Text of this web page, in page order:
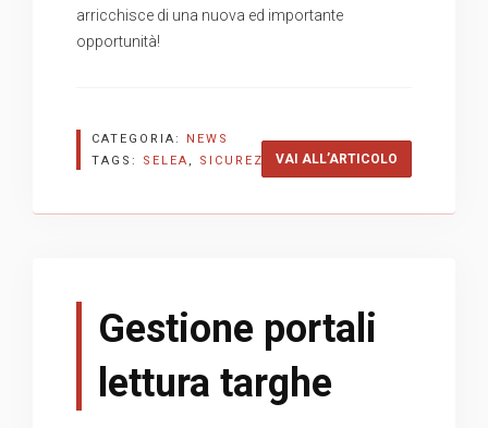
arricchisce di una nuova ed importante
opportunità!
VAI ALL’ARTICOLO
CATEGORIA:
NEWS
TAGS: SELEA , SICUREZZA,TVCC
Gestione portali
lettura targhe